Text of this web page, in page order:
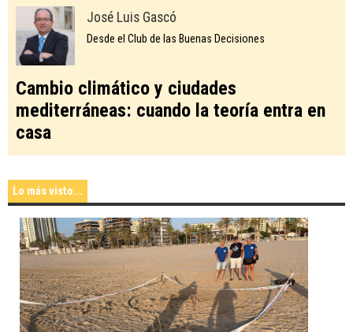
José Luis Gascó
Desde el Club de las Buenas Decisiones
Cambio climático y ciudades
mediterráneas: cuando la teoría entra en
casa
Lo más visto...